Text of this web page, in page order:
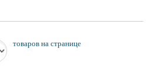
товаров на странице